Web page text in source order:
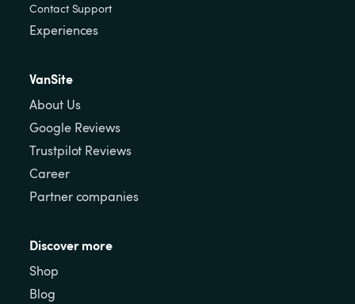
Contact Support
Experiences
VanSite
About Us
Google Reviews
Trustpilot Reviews
Career
Partner companies
Discover more
Shop
Blog